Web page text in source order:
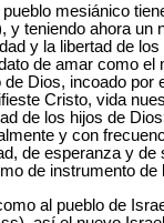
pueblo mesiánico
y teniendo ahora un
y la libertad de
de amar como el
de Dios, incoado por
Cristo, vida
de los hijos de
y con
de esperanza y
de instrumento
al pueblo de